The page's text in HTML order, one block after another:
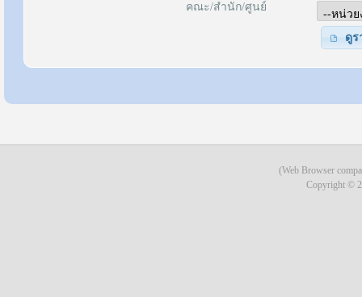
คณะ/สำนัก/ศูนย์
ดูร
(Web Browser
Copyright ©